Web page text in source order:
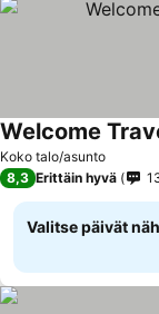
Koko talo/asunto
Welcome
8,3 Erittäin hyvä
Valitse päivät